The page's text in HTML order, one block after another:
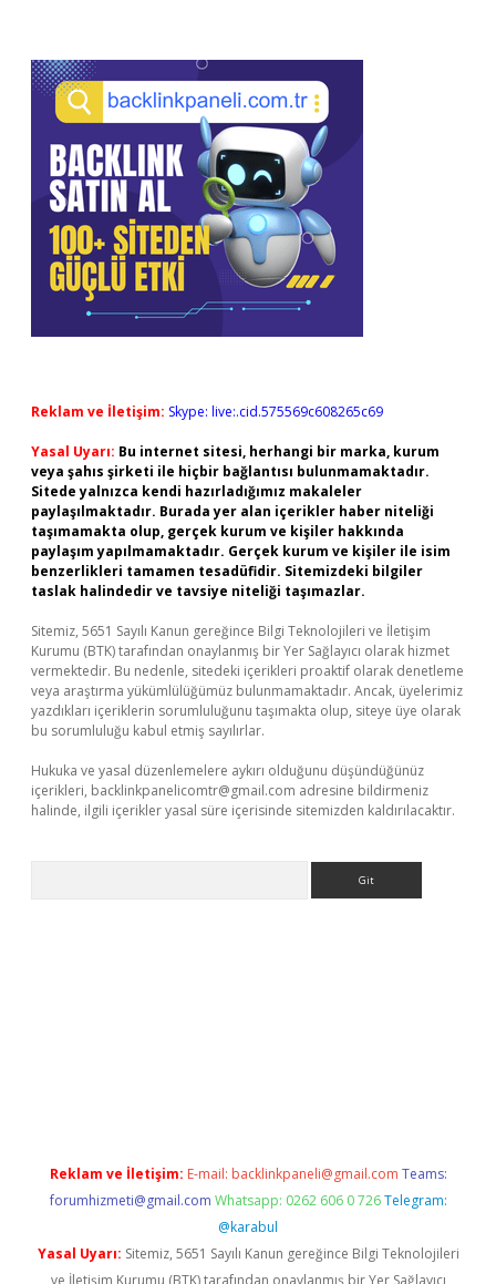
Reklam ve İletişim: Skype: live:.cid.575569c608265c69
Yasal Uyarı: Bu internet sitesi, herhangi bir marka, kurum
veya şahıs şirketi ile hiçbir bağlantısı bulunmamaktadır.
Sitede yalnızca kendi hazırladığımız makaleler
paylaşılmaktadır. Burada yer alan içerikler haber niteliği
taşımamakta olup, gerçek kurum ve kişiler hakkında
paylaşım yapılmamaktadır. Gerçek kurum ve kişiler ile isim
benzerlikleri tamamen tesadüfidir. Sitemizdeki bilgiler
taslak halindedir ve tavsiye niteliği taşımazlar.
Sitemiz, 5651 Sayılı Kanun gereğince Bilgi Teknolojileri ve İletişim
Kurumu (BTK) tarafından onaylanmış bir Yer Sağlayıcı olarak hizmet
vermektedir. Bu nedenle, sitedeki içerikleri proaktif olarak denetleme
veya araştırma yükümlülüğümüz bulunmamaktadır. Ancak, üyelerimiz
yazdıkları içeriklerin sorumluluğunu taşımakta olup, siteye üye olarak
bu sorumluluğu kabul etmiş sayılırlar.
Hukuka ve yasal düzenlemelere aykırı olduğunu düşündüğünüz
içerikleri, backlinkpanelicomtr@gmail.com adresine bildirmeniz
halinde, ilgili içerikler yasal süre içerisinde sitemizden kaldırılacaktır.
Reklam ve İletişim: E-mail: backlinkpaneli@gmail.com Teams:
forumhizmeti@gmail.com Whatsapp: 0262 606 0 726 Telegram:
@karabul
Yasal Uyarı: Sitemiz, 5651 Sayılı Kanun gereğince Bilgi Teknolojileri
ve İletişim Kurumu (BTK) tarafından onaylanmış bir Yer Sağlayıcı